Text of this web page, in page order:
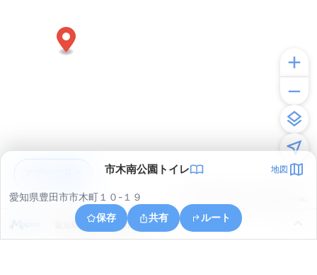
市木南公園トイレ 地図
愛知県豊田市市木町１０-１９
保存
共有 ルート
愛知県豊田市岩滝町小玉